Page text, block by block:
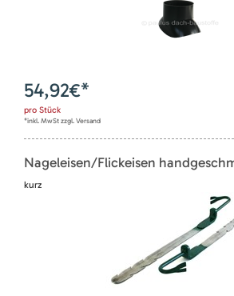
54,92€*
pro Stück
*inkl. MwSt zzgl. Versand
Nageleisen/Flickeisen
kurz